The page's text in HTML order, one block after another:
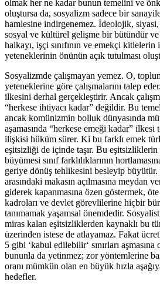
olmak her ne kadar bunun temelini ve
oluştursa da, sosyalizm sadece bir
hamlesine indirgenemez. İdeolojik, siyasi,
sosyal ve kültürel gelişme bir bütündür
halkayı, işçi sınıfının ve emekçi kitlelerin
yeteneklerinin önünün açık tutulması
Sosyalizmde çalışmayan yemez. O,
yeteneklerine göre çalışmalarını talep
ilkesini derhal gerçekleştirir. Ancak
“herkese ihtiyacı kadar” değildir. Bu
ancak komünizmin bolluk dünyasında
aşamasında “herkese emeği kadar”
ilişkisi hüküm sürer. Ki bu farklı emek
eşitsizliği de içinde taşır. Bu
büyümesi sınıf farklılıklarının
geriye dönüş tehlikesini besleyip
arasındaki makasın açılmasına meydan
giderek kapanmasına özen göstermek,
kadroları ve devlet görevlilerine hiçbir
tanımamak yaşamsal önemdedir.
miras kalan eşitsizliklerden kaynaklı bu
üzerinden istese de atlayamaz. Fakat
5 gibi ‘kabul edilebilir‘ sınırları
bununla da yetinmez; zor yöntemlerine
oranı mümkün olan en büyük hızla
hedefler.